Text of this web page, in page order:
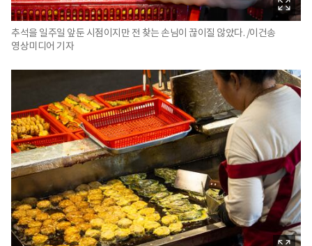
추석을 일주일 앞둔 시점이지만 전 찾는 손님이 끊이질 않았다. /이건송
영상미디어 기자